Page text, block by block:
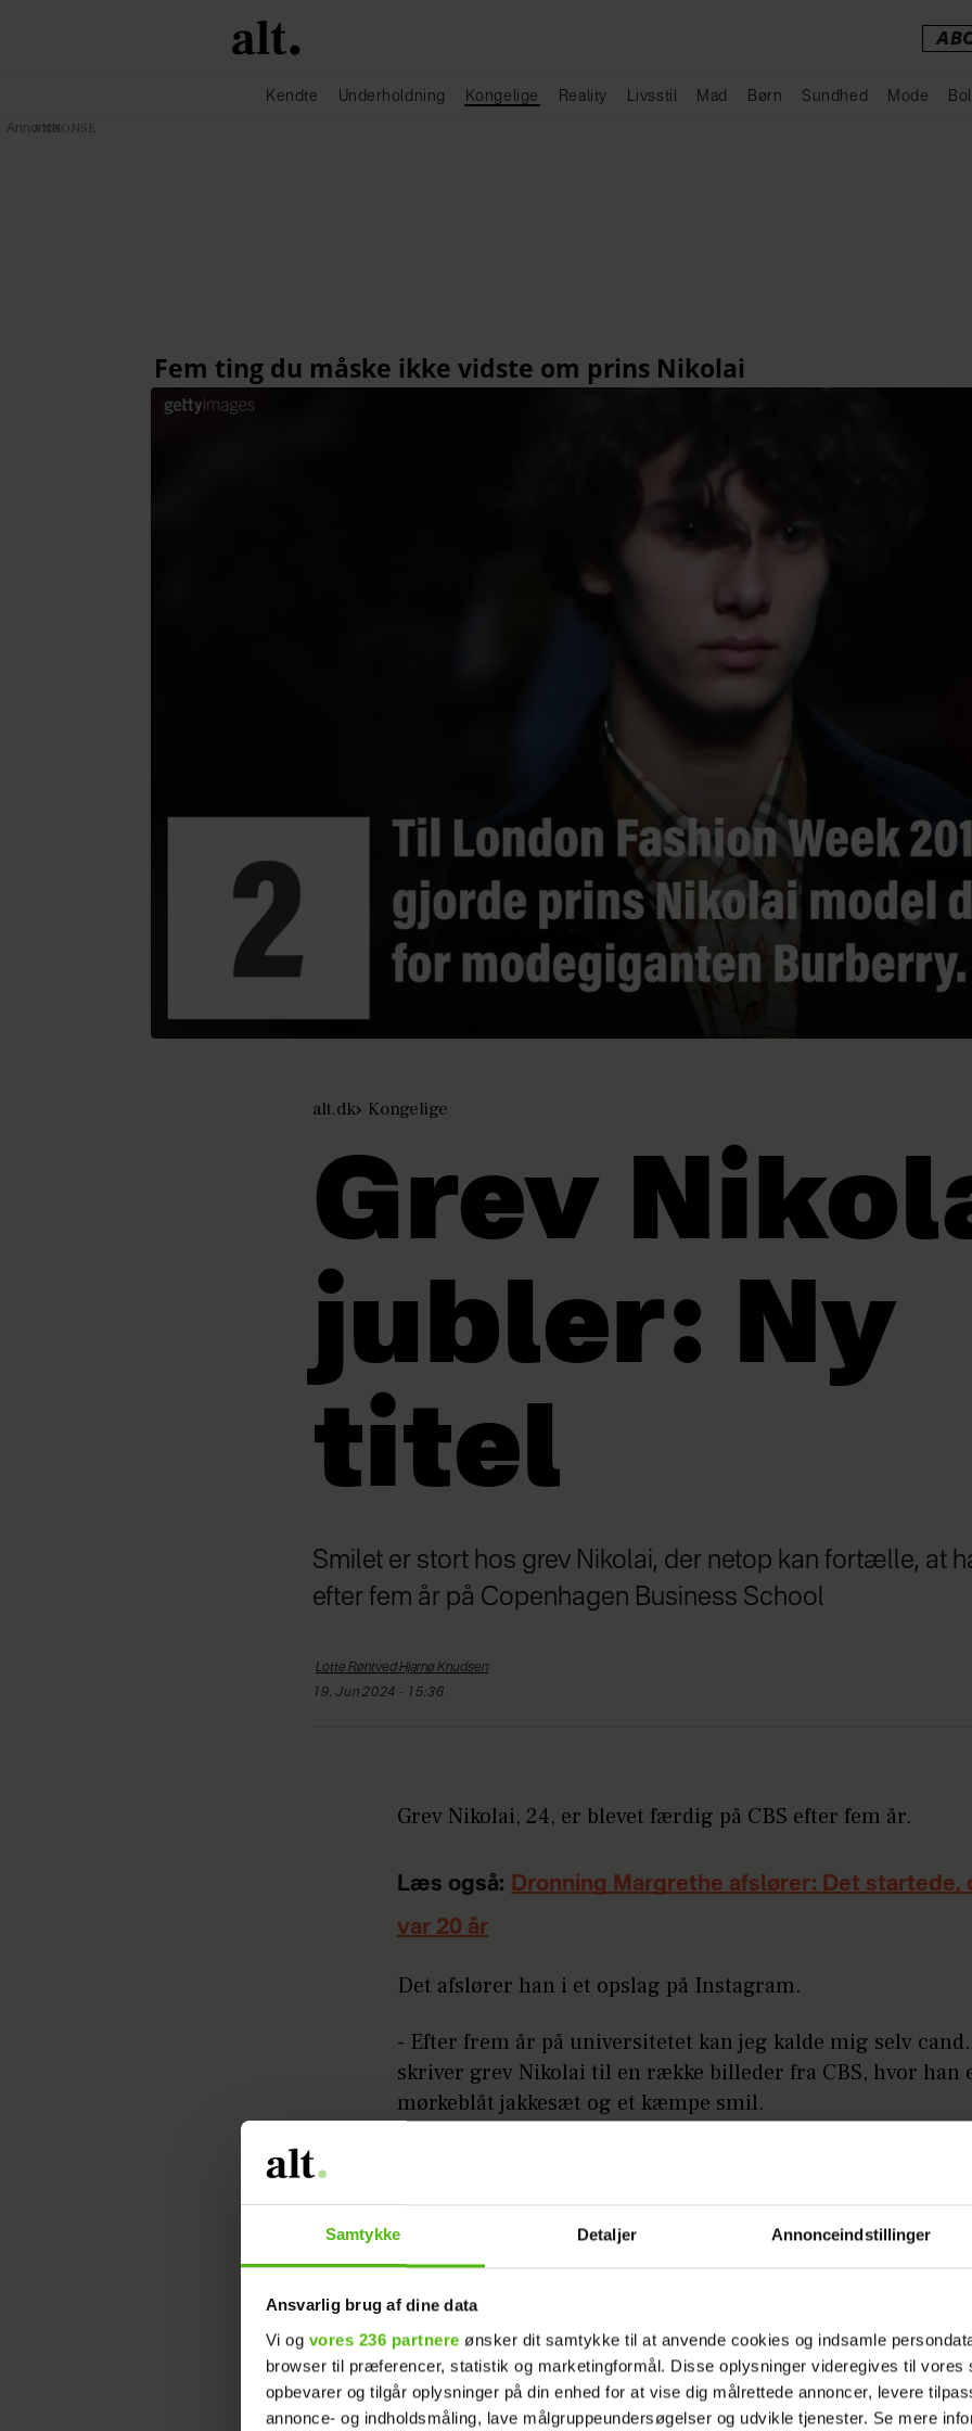
Samtykke Detaljer Annonceindstillinger
Ansvarlig brug af dine data
Vi og vores 236 partnere ønsker dit samtykke til at anvende cookies og indsamle
browser til præferencer, statistik og marketingformål. Disse oplysninger videregives til vores
opbevarer og tilgår oplysninger på din enhed for at vise dig målrettede annoncer, levere
annonce- og indholdsmåling, lave målgruppeundersøgelser og udvikle tjenester. Se mere
Kendte Underholdning Kongelige Reality Livsstil Mad Børn Sundhed Mode
alt.dk Kongelige
Grev
jubler: Ny
titel
Smilet er stort hos grev Nikolai, der netop kan fortælle, at
efter fem år på Copenhagen Business School
Lotte Røntved HjarnøKnudsen
19. Jun 2024 - 15:36
Grev Nikolai, 24, er blevet færdig på CBS efter fem år.
Læs også: Dronning Margrethe afslører: Det startede,
var 20 år
Det afslører han i et opslag på Instagram.
- Efter frem år på universitetet kan jeg kalde mig selv
skriver grev Nikolai til en række billeder fra CBS, hvor han
mørkeblåt jakkesæt og et kæmpe smil.
Nikolai startede i 2019 på linjen business administration
management på CBS. I 2022 fik han sin bachelor og
uddannelse med at læse sales management.
Annonce